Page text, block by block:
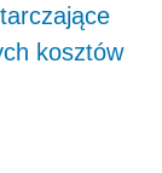
kosztów